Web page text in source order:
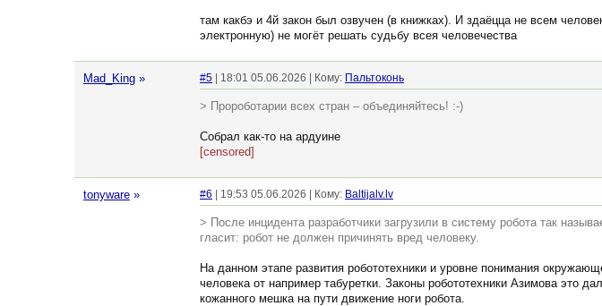
там какбэ и 4й закон был озвучен (в книжках). И здаёцца не всем
электронную) не могёт решать судьбу всея человечества
Mad_King » #5 | 18:01 05.06.2026 | Кому: Пальтоконь
> Пророботарии всех стран – объединяйтесь! :-)
Собрал как-то на ардуине
[censored]
tonyware » #6 | 19:53 05.06.2026 | Кому: Baltijalv.lv
> После инцидента разработчики загрузили в систему робота так
гласит: робот не должен причинять вред человеку.
На данном этапе развития робототехники и уровне понимания
человека от например табуретки. Законы робототехники Азимова это
кожанного мешка на пути движение ноги робота.